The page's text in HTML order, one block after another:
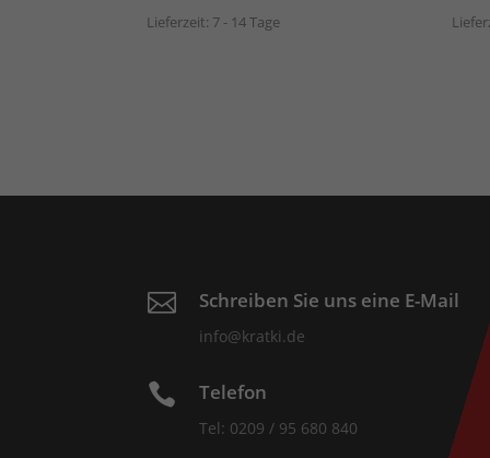
Lieferzeit: 7 - 14 Tage
 Schreiben Sie uns eine E-Mail
info@kratki.de
 Telefon
Tel: 0209 / 95 680 840